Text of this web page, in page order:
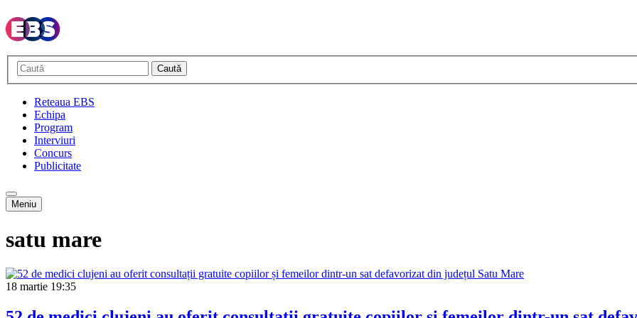
Caută
Reteaua EBS
Echipa
Program
Interviuri
Concurs
Publicitate
Meniu
satu mare
18 martie 19:35